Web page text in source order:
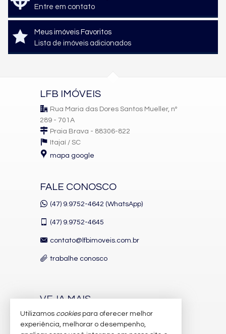
Entre em contato
Meus imóveis Favoritos
Lista de imóveis adicionados
LFB IMÓVEIS
Rua Maria das Dores Santos Mueller, nº
289 - 701A
Praia Brava - 88306-822
Itajaí / SC
mapa google
FALE CONOSCO
(47) 9.9752-4642 (WhatsApp)
(47) 9.9752-4645
contato@lfbimoveis.com.br
trabalhe conosco
VEJA MAIS
receba nosso newsletter
Utilizamos cookiespara oferecer melhor
experiência, melhorar o desempenho,